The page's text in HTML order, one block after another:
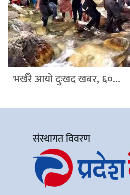
भर्खरै आयो दुःखद खबर, ६०...
संस्थागत विवरण